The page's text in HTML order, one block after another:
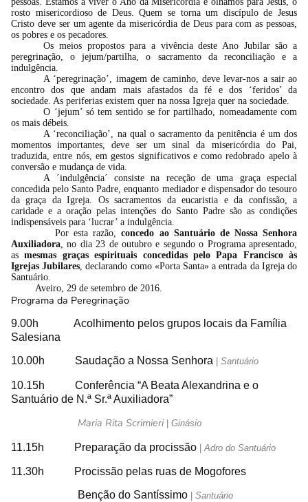
rosto misericordioso de Deus. Quem se torna um discípulo de Jesus
Cristo deve ser um agente da misericórdia de Deus para com as pessoas,
os pobres e os pecadores.
Os meios propostos para a vivência deste Ano Jubilar são a
peregrinação, o jejum/partilha, o sacramento da reconciliação e a
indulgência.
A ‘peregrinação’, imagem de caminho, deve levar-nos a sair ao
encontro dos que andam mais afastados da fé e dos ‘feridos’ da
sociedade. As periferias existem quer na nossa Igreja quer na sociedade.
O ‘jejum’ só tem sentido se for partilhado, nomeadamente com
os mais débeis.
A ‘reconciliação’, na qual o sacramento da penitência é um dos
momentos importantes, deve ser um sinal da misericórdia do Pai,
traduzida, entre nós, em gestos significativos e como redobrado apelo à
conversão e mudança de vida.
A ´indulgência´ consiste na receção de uma graça especial
concedida pelo Santo Padre, enquanto mediador e dispensador do tesouro
da graça da Igreja. Os sacramentos da eucaristia e da confissão, a
caridade e a oração pelas intenções do Santo Padre são as condições
indispensáveis para ‘lucrar’ a indulgência.
Por esta razão,concedo ao Santuário de Nossa Senhora
Auxiliadora , no dia 23 de outubro e segundo o Programa apresentado,
asmesmas graças espirituais concedidas pelo Papa Francisco às
Igrejas Jubilares , declarando como «Porta Santa» a entrada da Igreja do
Santuário.
Aveiro, 29 de setembro de 2016.
Programa da Peregrinação
9.00h Acolhimento pelos grupos locais da Família
Salesiana
10.00h Saudação a Nossa Senhora Santuário
10.15h Conferência “A Beata Alexandrina e o
Santuário de N.ª Sr.ª Auxiliadora”
Maria Rita Scrimieri |Ginásio
11.15h Preparação da procissão | Adro do Santuário
11.30h Procissão pelas ruas de Mogofores
Benção do Santíssimo Santuário